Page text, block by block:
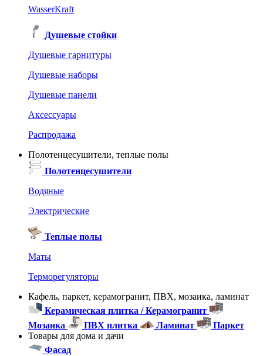
WasserKraft
Душевые стойки
Душевые гарнитуры
Душевые наборы
Душевые панели
Аксессуары
Распродажа
Полотенцесушители, теплые полы
Полотенцесушители
Водяные
Электрические
Теплые полы
Маты
Терморегуляторы
Кафель, паркет, керамогранит, ПВХ, мозаика, ламинат
Керамическая плитка / Керамогранит
Мозаика
ПВХ плитка Ламинат
Паркет
Товары для дома и дачи
Фасад